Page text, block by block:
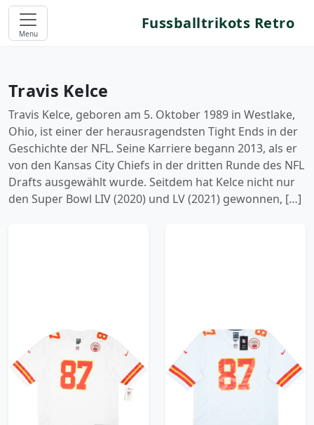
Menu
Fussballtrikots Retro
Travis Kelce
Travis Kelce, geboren am 5. Oktober 1989 in Westlake,
Ohio, ist einer der herausragendsten Tight Ends in der
Geschichte der NFL. Seine Karriere begann 2013, als er
von den Kansas City Chiefs in der dritten Runde des NFL
Drafts ausgewählt wurde. Seitdem hat Kelce nicht nur
den Super Bowl LIV (2020) und LV (2021) gewonnen, […]
2013-23 Kansas City
Chiefs Kelce #87 Nike
Game Away Jersey (L)
83.99£ · ca. €99
2013-25 Kansas City
Chiefs Kelce #87 Nike
Game Away Jersey (L)
83.99£ · ca. €99